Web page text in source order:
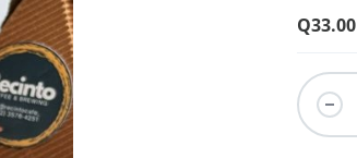
Q33.00